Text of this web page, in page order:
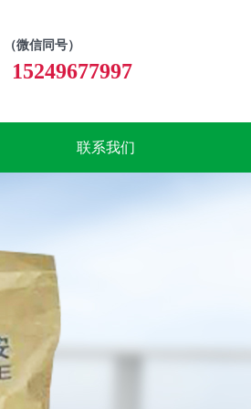
（微信同号）
15249677997
联系我们